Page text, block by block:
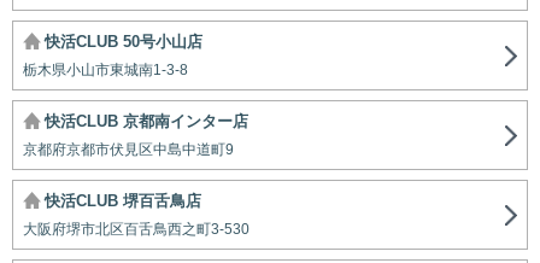
快活CLUB 50号小山店
栃木県小山市東城南1-3-8
快活CLUB 京都南インター店
京都府京都市伏見区中島中道町9
快活CLUB 堺百舌鳥店
大阪府堺市北区百舌鳥西之町3-530